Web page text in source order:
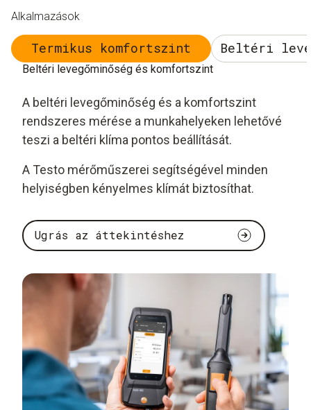
Alkalmazások
Termikus komfortszint Beltéri
Beltéri levegőminőség és komfortszint
A beltéri levegőminőség és a komfortszint
rendszeres mérése a munkahelyeken lehetővé
teszi a beltéri klíma pontos beállítását.
A Testo mérőműszerei segítségével minden
helyiségben kényelmes klímát biztosíthat.
Ugrás az áttekintéshez